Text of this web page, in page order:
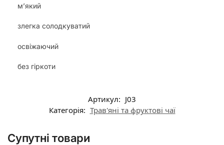
м’який
злегка солодкуватий
освіжаючий
без гіркоти
Артикул: J03
Категорія: Трав'яні та фруктові чаї
Супутні товари